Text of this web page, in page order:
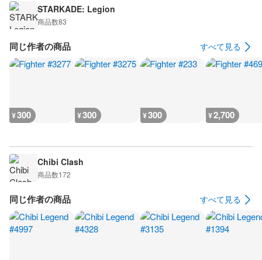
STARKADE: Legion
商品数83
同じ作者の商品 すべて見る
¥300 ¥300 ¥300 ¥2,700
Chibi Clash
商品数172
同じ作者の商品 すべて見る